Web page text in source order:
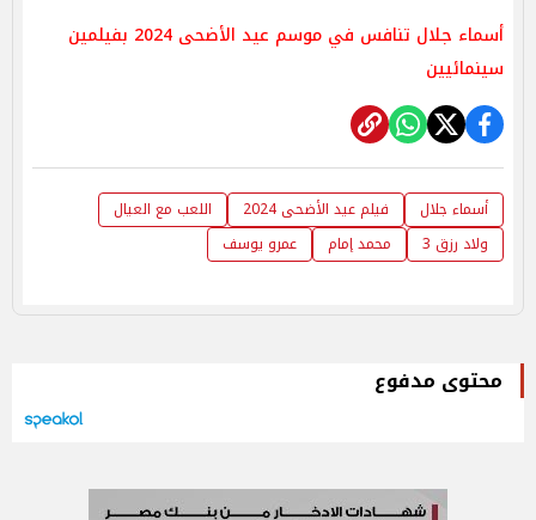
أسماء جلال تنافس في موسم عيد الأضحى 2024 بفيلمين
سينمائيين
أسماء جلال فيلم عيد الأضحى 2024
اللعب مع العيال
ولاد رزق 3
محمد إمام عمرو يوسف
محتوى مدفوع